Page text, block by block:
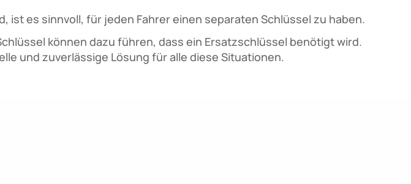
ist es sinnvoll, für jeden Fahrer einen separaten Schlüssel zu haben.
können dazu führen, dass ein Ersatzschlüssel benötigt wird.
und zuverlässige Lösung für alle diese Situationen.